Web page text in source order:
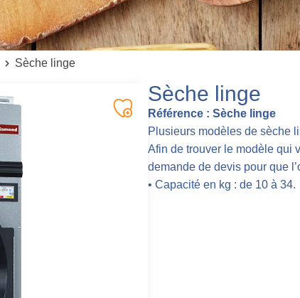
Sèche linge
Sèche linge
Référence : Sèche linge
Plusieurs modèles de sèche
Afin de trouver le modèle qui
demande de devis pour que
• Capacité en kg : de 10 à 34.